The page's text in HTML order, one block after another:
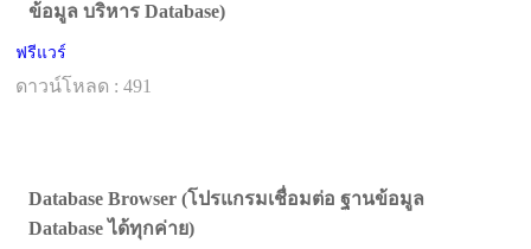
ข้อมูล บริหาร Database)
ฟรีแวร์
ดาวน์โหลด : 491
Database Browser (โปรแกรมเชื่อมต่อ ฐานข้อมูล
Database ได้ทุกค่าย)